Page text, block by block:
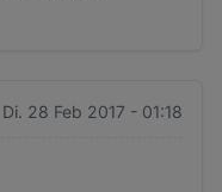
Di. 28 Feb 2017 - 01:18